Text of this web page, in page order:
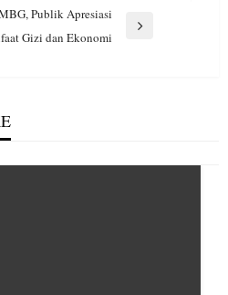
Publik Apresiasi
Gizi dan Ekonomi